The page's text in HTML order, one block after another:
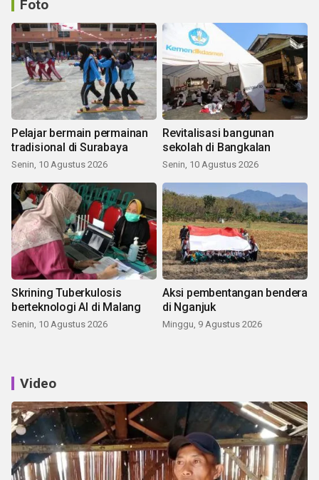
Foto
Pelajar bermain permainan
tradisional di Surabaya
Senin, 10 Agustus 2026
Revitalisasi bangunan
sekolah di Bangkalan
Senin, 10 Agustus 2026
Skrining Tuberkulosis
berteknologi AI di Malang
Senin, 10 Agustus 2026
Aksi pembentangan bendera
di Nganjuk
Minggu, 9 Agustus 2026
Video